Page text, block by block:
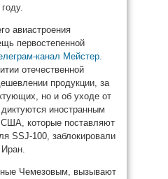
авиастроения
первостепенной
канал Мейстер.
отечественной
продукции, за
но и об уходе от
иностранным
которые поставляют
SSJ-100, заблокировали
Чемезовым, вызывают